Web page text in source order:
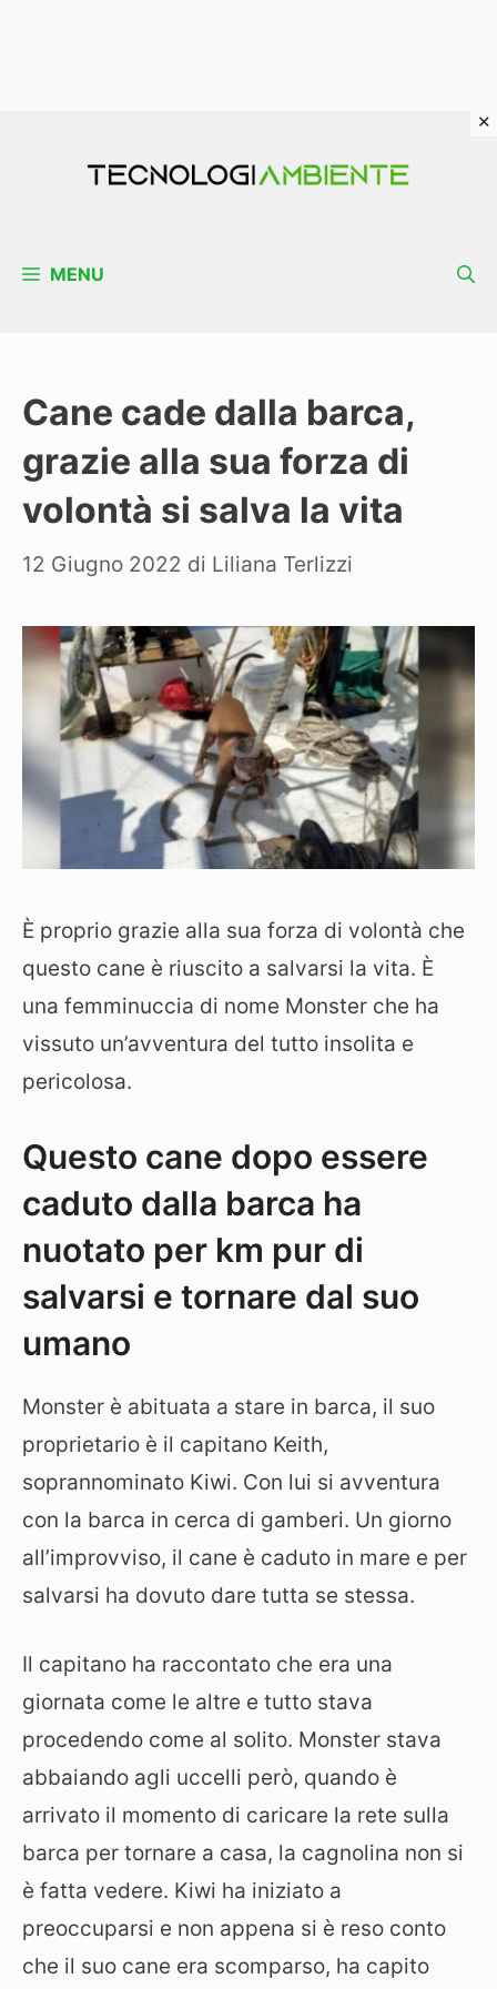
MENU
Cane cade dalla barca,
grazie alla sua forza di
volontà si salva la vita
12 Giugno 2022 di Liliana Terlizzi
È proprio grazie alla sua forza di volontà che
questo cane è riuscito a salvarsi la vita. È
una femminuccia di nome Monster che ha
vissuto un’avventura del tutto insolita e
pericolosa.
Questo cane dopo essere
caduto dalla barca ha
nuotato per km pur di
salvarsi e tornare dal suo
umano
Monster è abituata a stare in barca, il suo
proprietario è il capitano Keith,
soprannominato Kiwi. Con lui si avventura
con la barca in cerca di gamberi. Un giorno
all’improvviso, il cane è caduto in mare e per
salvarsi ha dovuto dare tutta se stessa.
Il capitano ha raccontato che era una
giornata come le altre e tutto stava
procedendo come al solito. Monster stava
abbaiando agli uccelli però, quando è
arrivato il momento di caricare la rete sulla
barca per tornare a casa, la cagnolina non si
è fatta vedere. Kiwi ha iniziato a
preoccuparsi e non appena si è reso conto
che il suo cane era scomparso, ha capito